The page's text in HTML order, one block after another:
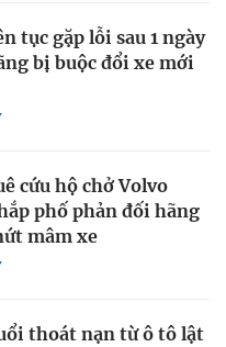
tục gặp lỗi sau 1 ngày
bị buộc đổi xe mới
cứu hộ chở Volvo
phố phản đối hãng
mâm xe
thoát nạn từ ô tô lật